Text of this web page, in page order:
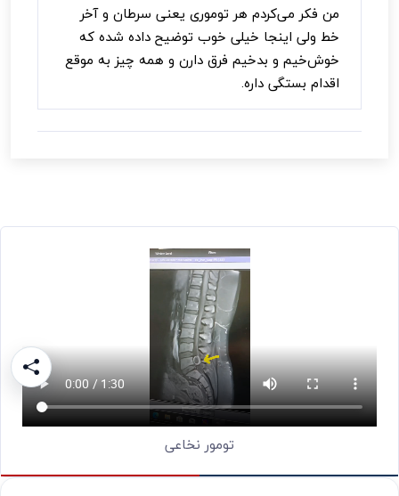
من فکر می‌کردم هر توموری یعنی سرطان و آخر
خط ولی اینجا خیلی خوب توضیح داده شده که
خوش‌خیم و بدخیم فرق دارن و همه چیز به موقع
اقدام بستگی داره.
تومور نخاعی